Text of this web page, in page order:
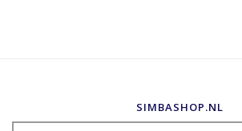
SIMBASHOP.NL